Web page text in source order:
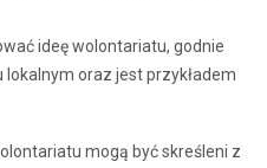
ideę wolontariatu, godnie
oraz jest przykładem
mogą być skreśleni z